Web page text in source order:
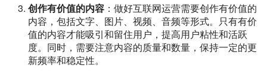
创作有价值的内容 ：做好互联网运营需要创作有价值的
内容，包括文字、图片、视频、音频等形式。只有有价
值的内容才能吸引和留住用户，提高用户粘性和活跃
度。同时，需要注意内容的质量和数量，保持一定的更
新频率和稳定性。